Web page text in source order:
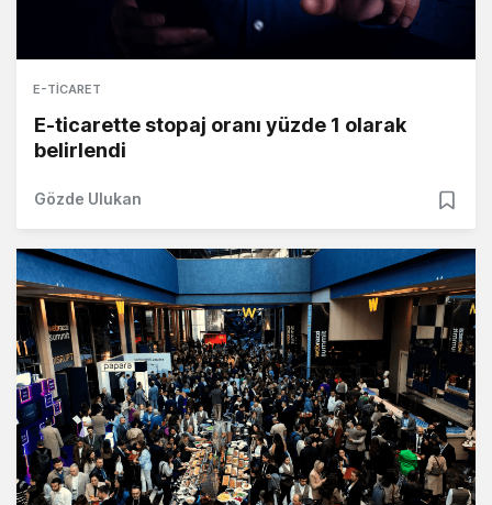
E-TICARET
E-ticarette stopaj oranı yüzde 1 olarak
belirlendi
Gözde Ulukan